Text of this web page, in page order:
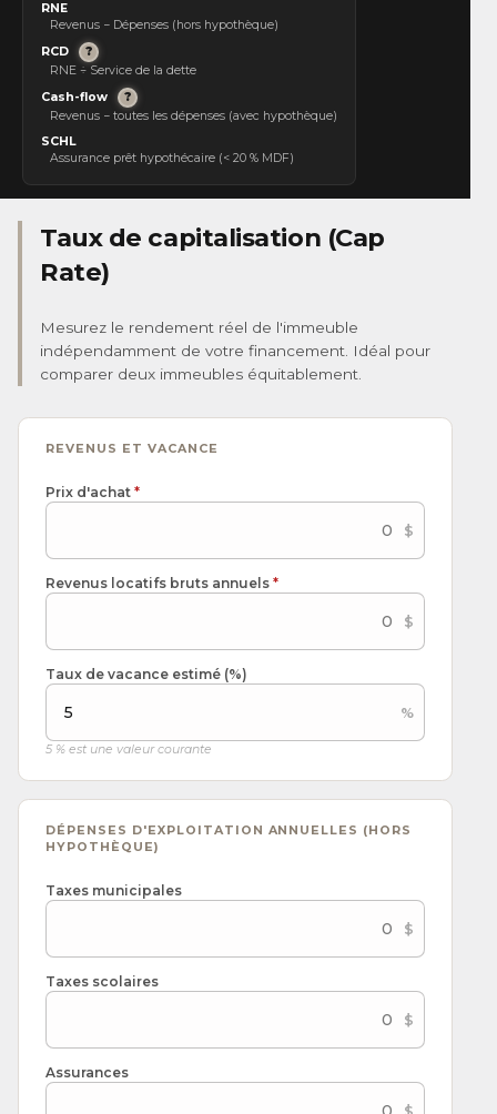
RNE
Revenus − Dépenses (hors hypothèque)
RCD
?
RNE ÷ Service de la dette
Cash-flow
?
Revenus − toutes les dépenses (avec hypothèque)
SCHL
Assurance prêt hypothécaire (< 20 % MDF)
Taux de capitalisation (Cap
Rate)
Mesurez le rendement réel de l'immeuble
indépendamment de votre financement. Idéal pour
comparer deux immeubles équitablement.
REVENUS ET VACANCE
Prix d'achat *
Revenus locatifs bruts annuels *
Taux de vacance estimé (%)
5 % est une valeur courante
DÉPENSES D'EXPLOITATION ANNUELLES (HORS
HYPOTHÈQUE)
Taxes municipales
Taxes scolaires
Assurances